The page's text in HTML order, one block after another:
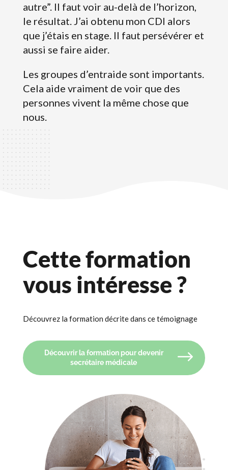
autre”. Il faut voir au-delà de l’horizon,
le résultat. J’ai obtenu mon CDI alors
que j’étais en stage. Il faut persévérer et
aussi se faire aider.
Les groupes d’entraide sont importants.
Cela aide vraiment de voir que des
personnes vivent la même chose que
nous.
Cette formation
vous intéresse ?
Découvrez la formation décrite dans ce témoignage
Découvrir la formation pour devenir
secrétaire médicale